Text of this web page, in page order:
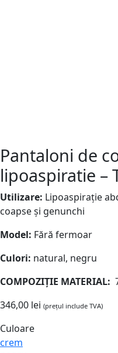
Pantaloni de
lipoaspiratie –
Utilizare: Lipoaspirație
coapse și genunchi
Model: Fără fermoar
Culori: natural, negru
COMPOZIȚIE MATERIAL:
346,00 lei (prețul include TVA)
Culoare
crem